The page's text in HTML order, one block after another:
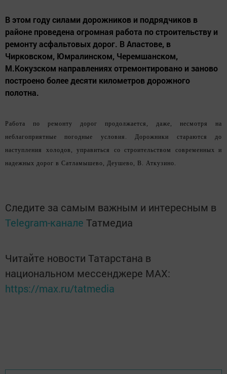
В этом году силами дорожников и подрядчиков в
районе проведена огромная работа по строительству и
ремонту асфальтовых дорог. В Апастове, в
Чирковском, Юмралинском, Черемшанском,
М.Кокузском направлениях отремонтировано и заново
построено более десяти километров дорожного
полотна.
Работа по ремонту дорог продолжается, даже, несмотря на
неблагоприятные погодные условия. Дорожники стараются до
наступления холодов, управиться со строительством современных и
надежных дорог в Сатламышево, Деушево, В. Аткузино.
Следите за самым важным и интересным в
Telegram-канале Татмедиа
Читайте новости Татарстана в
национальном мессенджере MАХ:
https://max.ru/tatmedia